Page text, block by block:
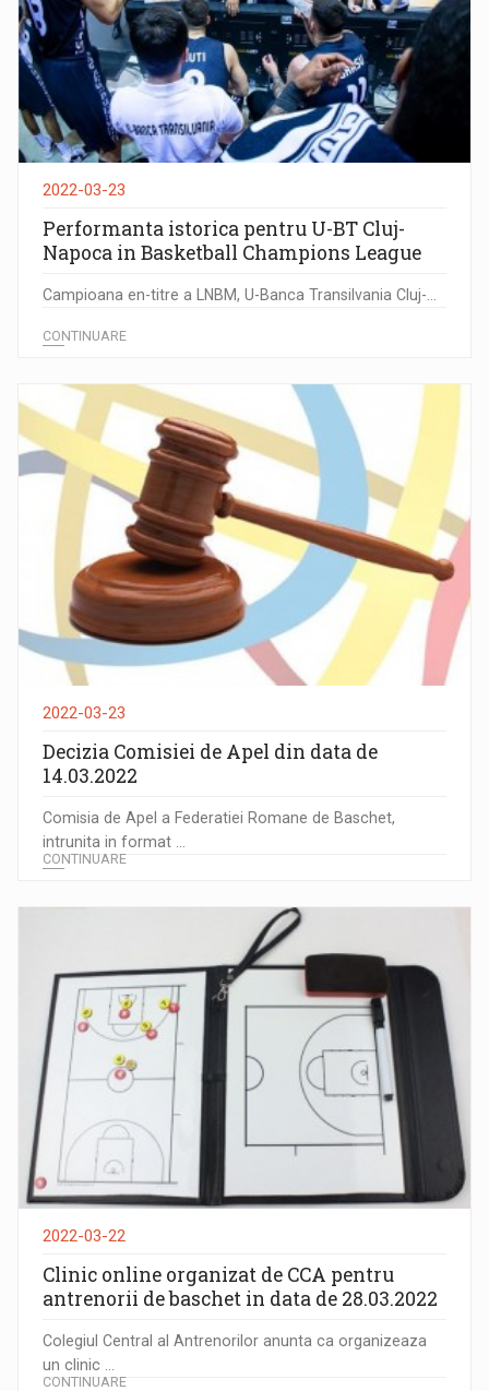
2022-03-23
Performanta istorica pentru U-BT Cluj-
Napoca in Basketball Champions League
Campioana en-titre a LNBM, U-Banca Transilvania Cluj-...
CONTINUARE
2022-03-23
Decizia Comisiei de Apel din data de
14.03.2022
Comisia de Apel a Federatiei Romane de Baschet,
intrunita in format ...
CONTINUARE
2022-03-22
Clinic online organizat de CCA pentru
antrenorii de baschet in data de 28.03.2022
Colegiul Central al Antrenorilor anunta ca organizeaza
un clinic ...
CONTINUARE